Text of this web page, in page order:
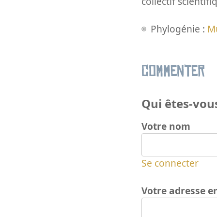
Phylogénie :
Commenter
Qui êtes-
Votre nom
Se connecter
Votre adresse